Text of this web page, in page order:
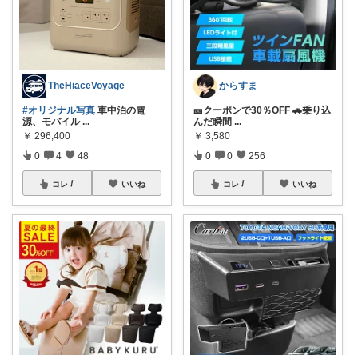
TheHiaceVoyage
#オリジナル写真 車中泊の電
源、モバイル ...
￥ 296,400
0 4 48
コレ いいね
からすま
🎫クーポンで30％OFF 🚗乗り込
んだ瞬間 ...
￥ 3,580
0 0 256
コレ いいね